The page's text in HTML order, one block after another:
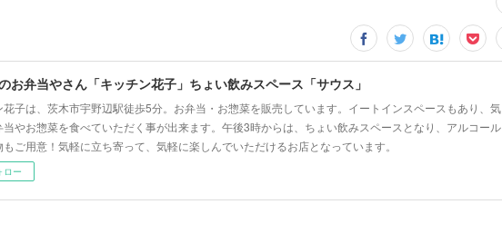
お弁当やさん「キッチン花子」ちょい飲みスペース「サウス」
花子は、茨木市宇野辺駅徒歩5分。お弁当・お惣菜を販売しています。イートインスペースもあり、気
当やお惣菜を食べていただく事が出来ます。午後3時からは、ちょい飲みスペースとなり、アルコール
ご用意！気軽に立ち寄って、気軽に楽しんでいただけるお店となっています。
ロー